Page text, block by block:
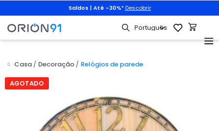
Saldos | Até -30%* Descobrir
Casa Decoração Relógios de parede
AGOTADO